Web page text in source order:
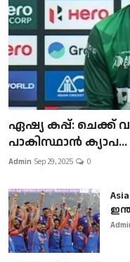
ഏഷ്യ കപ്പ്: ചെക്ക്
പാകിസ്ഥാൻ ക്യാപ...
Admin Sep 29, 2025 0